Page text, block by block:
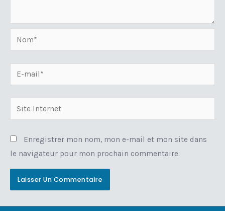
Nom*
mail*
Site
Internet
Enregistrer mon nom, mon e-mail et mon site dans
le navigateur pour mon prochain commentaire.